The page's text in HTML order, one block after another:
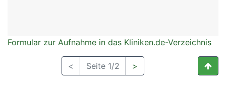
Formular zur Aufnahme in das Kliniken.de-Verzeichnis
< Seite 1/2 >